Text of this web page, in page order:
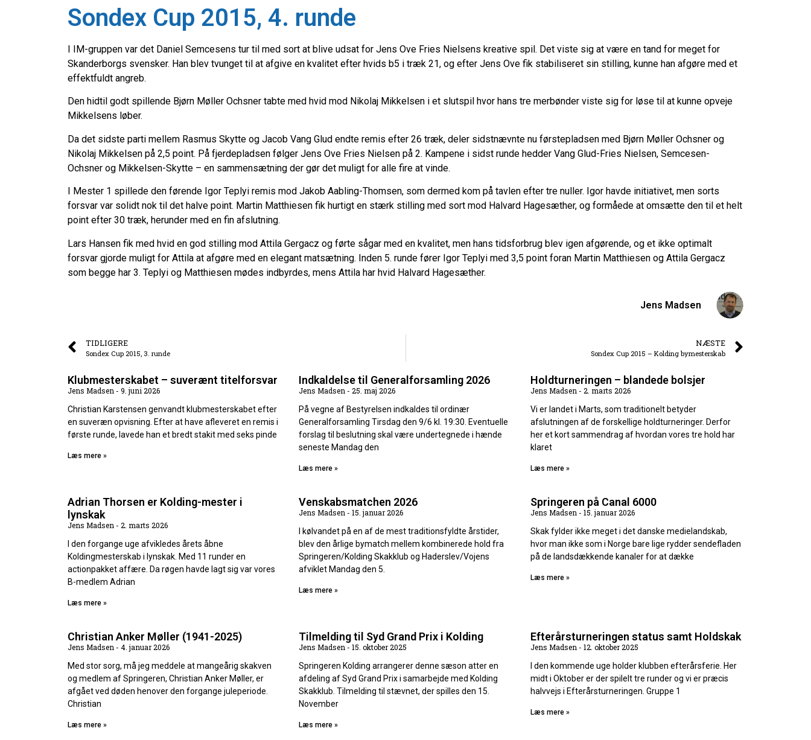
Sondex Cup 2015, 4. runde
I IM-gruppen var det Daniel Semcesens tur til med sort at blive udsat for Jens Ove Fries Nielsens kreative spil. Det viste sig at være en tand for meget for
Skanderborgs svensker. Han blev tvunget til at afgive en kvalitet efter hvids b5 i træk 21, og efter Jens Ove fik stabiliseret sin stilling, kunne han afgøre med et
effektfuldt angreb.
Den hidtil godt spillende Bjørn Møller Ochsner tabte med hvid mod Nikolaj Mikkelsen i et slutspil hvor hans tre merbønder viste sig for løse til at kunne opveje
Mikkelsens løber.
Da det sidste parti mellem Rasmus Skytte og Jacob Vang Glud endte remis efter 26 træk, deler sidstnævnte nu førstepladsen med Bjørn Møller Ochsner og
Nikolaj Mikkelsen på 2,5 point. På fjerdepladsen følger Jens Ove Fries Nielsen på 2. Kampene i sidst runde hedder Vang Glud-Fries Nielsen, Semcesen-
Ochsner og Mikkelsen-Skytte – en sammensætning der gør det muligt for alle fire at vinde.
I Mester 1 spillede den førende Igor Teplyi remis mod Jakob Aabling-Thomsen, som dermed kom på tavlen efter tre nuller. Igor havde initiativet, men sorts
forsvar var solidt nok til det halve point. Martin Matthiesen fik hurtigt en stærk stilling med sort mod Halvard Hagesæther, og formåede at omsætte den til et helt
point efter 30 træk, herunder med en fin afslutning.
Lars Hansen fik med hvid en god stilling mod Attila Gergacz og førte sågar med en kvalitet, men hans tidsforbrug blev igen afgørende, og et ikke optimalt
forsvar gjorde muligt for Attila at afgøre med en elegant matsætning. Inden 5. runde fører Igor Teplyi med 3,5 point foran Martin Matthiesen og Attila Gergacz
som begge har 3. Teplyi og Matthiesen mødes indbyrdes, mens Attila har hvid Halvard Hagesæther.
Jens Madsen
TIDLIGERE
Sondex Cup 2015, 3. runde
NÆSTE
Sondex Cup 2015 – Kolding bymesterskab
Klubmesterskabet – suverænt titelforsvar
Jens Madsen
9. juni 2026
Christian Karstensen genvandt klubmesterskabet efter
en suveræn opvisning. Efter at have afleveret en remis i
første runde, lavede han et bredt stakit med seks pinde
Læs mere »
Indkaldelse til Generalforsamling 2026
Jens Madsen
25. maj 2026
På vegne af Bestyrelsen indkaldes til ordinær
Generalforsamling Tirsdag den 9/6 kl. 19:30. Eventuelle
forslag til beslutning skal være undertegnede i hænde
seneste Mandag den
Læs mere »
Holdturneringen – blandede bolsjer
Jens Madsen
2. marts 2026
Vi er landet i Marts, som traditionelt betyder
afslutningen af de forskellige holdturneringer. Derfor
her et kort sammendrag af hvordan vores tre hold har
klaret
Læs mere »
Adrian Thorsen er Kolding-mester i
lynskak
Jens Madsen
2. marts 2026
I den forgange uge afvikledes årets åbne
Koldingmesterskab i lynskak. Med 11 runder en
actionpakket affære. Da røgen havde lagt sig var vores
B-medlem Adrian
Læs mere »
Venskabsmatchen 2026
Jens Madsen
15. januar 2026
I kølvandet på en af de mest traditionsfyldte årstider,
blev den årlige bymatch mellem kombinerede hold fra
Springeren/Kolding Skakklub og Haderslev/Vojens
afviklet Mandag den 5.
Læs mere »
Springeren på Canal 6000
Jens Madsen
15. januar 2026
Skak fylder ikke meget i det danske medielandskab,
hvor man ikke som i Norge bare lige rydder sendefladen
på de landsdækkende kanaler for at dække
Læs mere »
Christian Anker Møller (1941-2025)
Jens Madsen
4. januar 2026
Med stor sorg, må jeg meddele at mangeårig skakven
og medlem af Springeren, Christian Anker Møller, er
afgået ved døden henover den forgange juleperiode.
Christian
Læs mere »
Tilmelding til Syd Grand Prix i Kolding
Jens Madsen
15. oktober 2025
Springeren Kolding arrangerer denne sæson atter en
afdeling af Syd Grand Prix i samarbejde med Kolding
Skakklub. Tilmelding til stævnet, der spilles den 15.
November
Læs mere »
Efterårsturneringen status samt Holdskak
Jens Madsen
12. oktober 2025
I den kommende uge holder klubben efterårsferie. Her
midt i Oktober er der spilelt tre runder og vi er præcis
halvvejs i Efterårsturneringen. Gruppe 1
Læs mere »